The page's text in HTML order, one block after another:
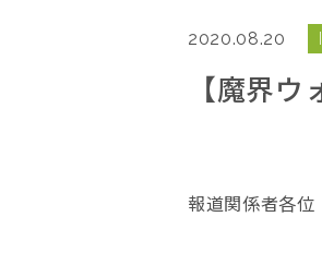
【魔界
2020.08.20
報道関係者各位